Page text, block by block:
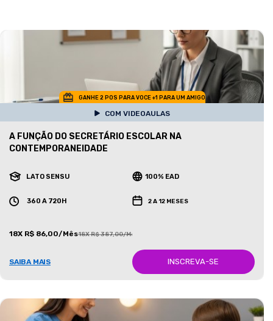
GANHE 2 POS PARA VOCE +1 PARA UM AMIGO
COM VIDEOAULAS
A FUNÇÃO DO SECRETÁRIO ESCOLAR NA
CONTEMPORANEIDADE
LATO SENSU 100% EAD
360 A 720H 2 A 12 MESES
18X R$ 86,00/Mês18X R$ 387,00/Mês
SAIBA MAIS INSCREVA-SE